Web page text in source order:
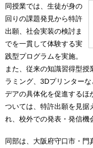
同授業では、生徒が身の
回りの課題発見から特許
出願、社会実装の検討ま
でを一貫して体験する実
践型プログラムを実施。
また、従来の知識習得型
ラミング、3Dプリンター
デアの具体化を促進するほ
ついては、特許出願を見据
れ、校外での発表・発信機
同部は、大阪府守口市・門